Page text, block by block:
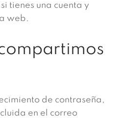
tienes una cuenta y
web.
de contraseña,
en el correo